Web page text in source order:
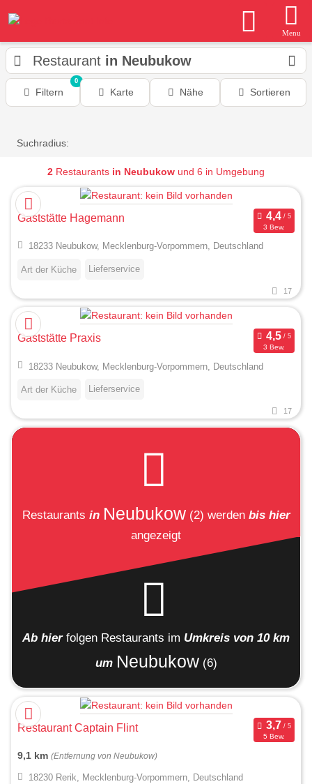
Menu
Restaurant in Neubukow
Filtern
0
Karte Nähe Sortieren
Suchradius:
2 Restaurants in Neubukow und 6 in Umgebung
Gaststätte Hagemann
3 Bew.
18233 Neubukow, Mecklenburg-Vorpommern, Deutschland
Art der Küche Lieferservice
17
Gaststätte Praxis
3 Bew.
18233 Neubukow, Mecklenburg-Vorpommern, Deutschland
Art der Küche Lieferservice
17
Restaurants in Neubukow (2) werden bis hier
angezeigt
Ab hier folgen Restaurants im Umkreis von 10 km
um Neubukow (6)
Restaurant Captain Flint
5 Bew.
9,1 km (Entfernung von Neubukow)
18230 Rerik, Mecklenburg-Vorpommern, Deutschland